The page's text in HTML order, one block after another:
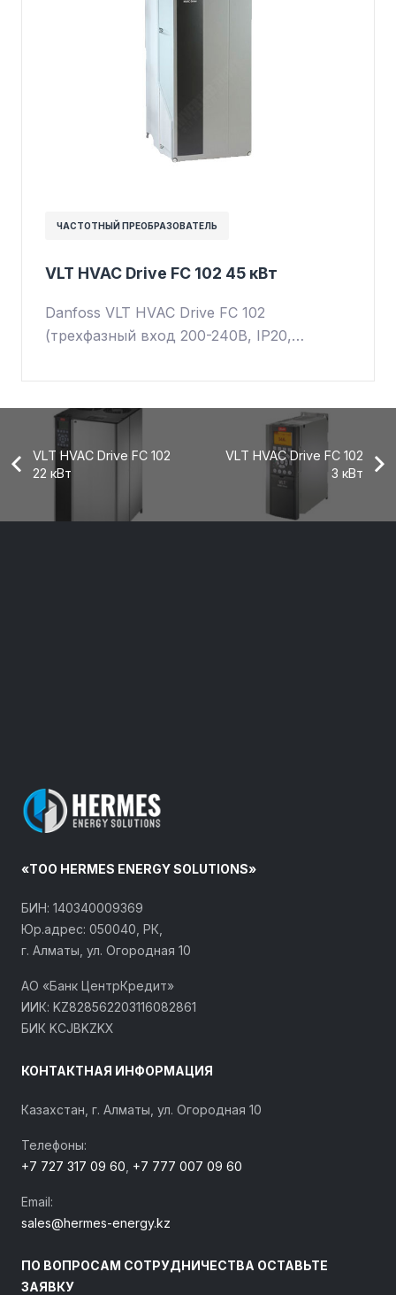
ЧАСТОТНЫЙ ПРЕОБРАЗОВАТЕЛЬ
VLT HVAC Drive FC 102 45 кВт
Danfoss VLT HVAC Drive FC 102
(трехфазный вход 200-240В, IP20,…
VLT HVAC Drive FC 102
22 кВт
VLT HVAC Drive FC 102
3 кВт
«ТОО HERMES ENERGY SOLUTIONS»
БИН: 140340009369
Юр.адрес: 050040, РК,
г. Алматы, ул. Огородная 10
АО «Банк ЦентрКредит»
ИИК: KZ828562203116082861
БИК KCJBKZKX
КОНТАКТНАЯ ИНФОРМАЦИЯ
Казахстан, г. Алматы, ул. Огородная 10
Телефоны:
+7 727 317 09 60 +7 777 007 09 60
Email:
sales@hermes-energy.kz
ПО ВОПРОСАМ СОТРУДНИЧЕСТВА ОСТАВЬТЕ
ЗАЯВКУ